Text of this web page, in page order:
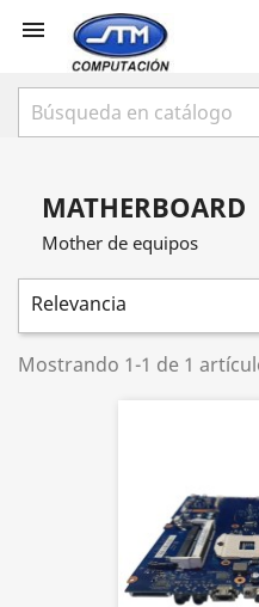

MATHERBOARD
Mother de equipos
Relevancia
Mostrando 1-1 de 1